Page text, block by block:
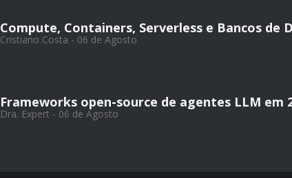
Compute, Containers, Serverless e Bancos de
Cristiano Costa - 06 de Agosto
Frameworks open-source de agentes LLM em
Dra. Expert - 06 de Agosto